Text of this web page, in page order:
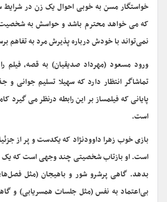
خواستگار مسن به خوبی احوال یک زن در شرایط
که می خواهد محترم باشد و حواسش به
نمی‌تواند با خودش درباره پذیرش مرد به تفاهم
ورود مسعود (مهرداد صدیقیان) به قصه،
تماشاگر انتظار دارد که سهیلا تسلیم جوانی
پایانی که فیلمساز بر این رابطه درنظر می گیرد
است.
بازی خوب زهرا داوودنژاد که یکدست و پر از
است. او بازتاب شخصیتی چند وجهی است که یک
بدهد. گاهی پرشرو شور و باهیجان (مثل
بی‌اعتماد به نفس (مثل جلسات همسریابی) و